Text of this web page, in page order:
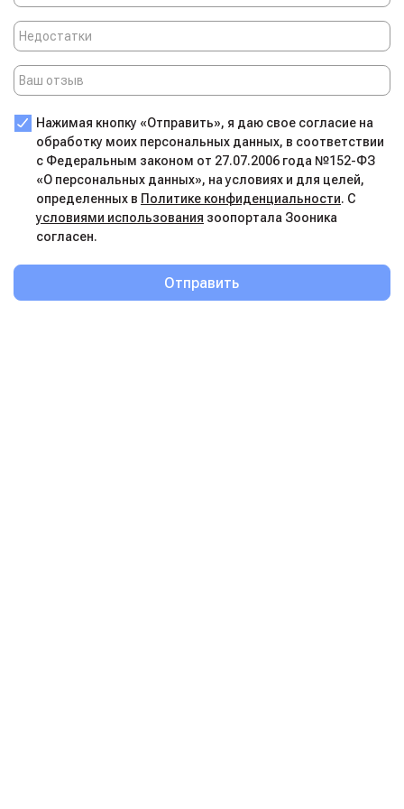
Нажимая кнопку «Отправить», я даю свое согласие на
обработку моих персональных данных, в соответствии
с Федеральным законом от 27.07.2006 года №152-ФЗ
«О персональных данных», на условиях и для целей,
определенных в Политике конфиденциальности. С
условиями использования зоопортала Зооника
согласен.
Отправить